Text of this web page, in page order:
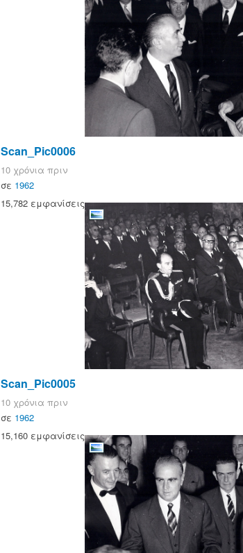
Scan_Pic0006
10 χρόνια πριν
σε 1962
15,782 εμφανίσεις
Scan_Pic0005
10 χρόνια πριν
σε 1962
15,160 εμφανίσεις